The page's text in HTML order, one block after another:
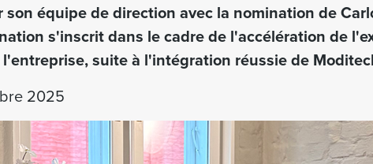
équipe de direction avec la nomination de
s'inscrit dans le cadre de l'accélération de
suite à l'intégration réussie de
2025